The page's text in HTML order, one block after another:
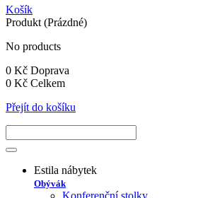
Košík
Produkt (Prázdné)
No products
0 Kč Doprava
0 Kč Celkem
Přejít do košíku
Estila nábytek
Obývák
Konferenční stolky